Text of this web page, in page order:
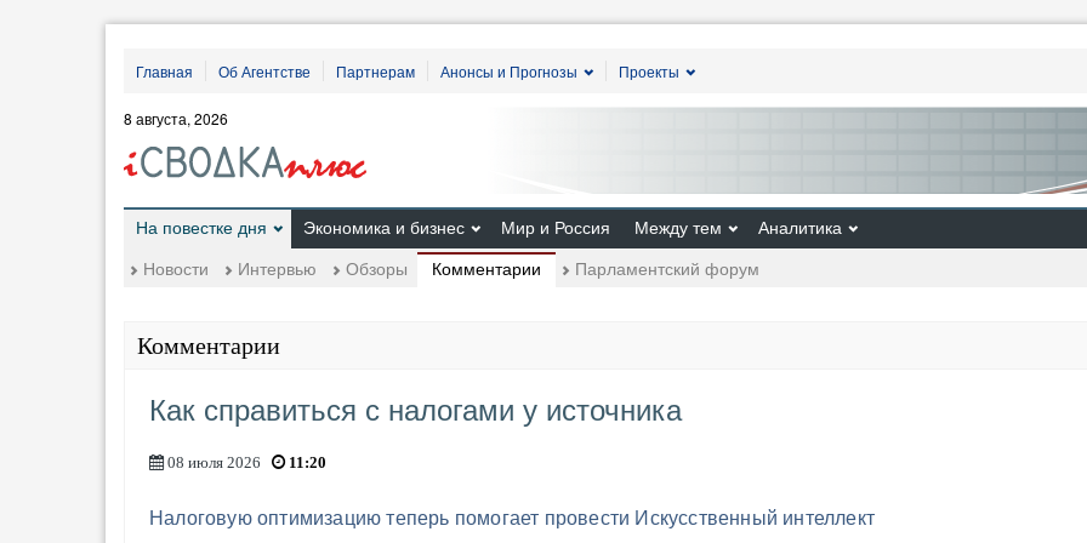
Главная Об Агентстве Партнерам Анонсы и Прогнозы Проекты
8 августа, 2026
На повестке дня
Новости Интервью Обзоры Комментарии Парламентский форум
Экономика и бизнес Мир и Россия Между тем Аналитика
Комментарии
Как справиться с налогами у источника
08 июля 2026 11:20
Налоговую оптимизацию теперь помогает провести Искусственный интеллект